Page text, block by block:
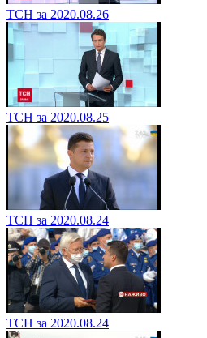
ТСН за 2020.08.26
ТСН за 2020.08.25
ТСН за 2020.08.24
ТСН за 2020.08.24